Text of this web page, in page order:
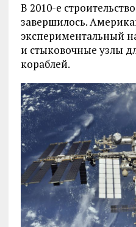
В 2010-е
завершилось.
экспериментальный
и стыковочные узлы
кораблей.